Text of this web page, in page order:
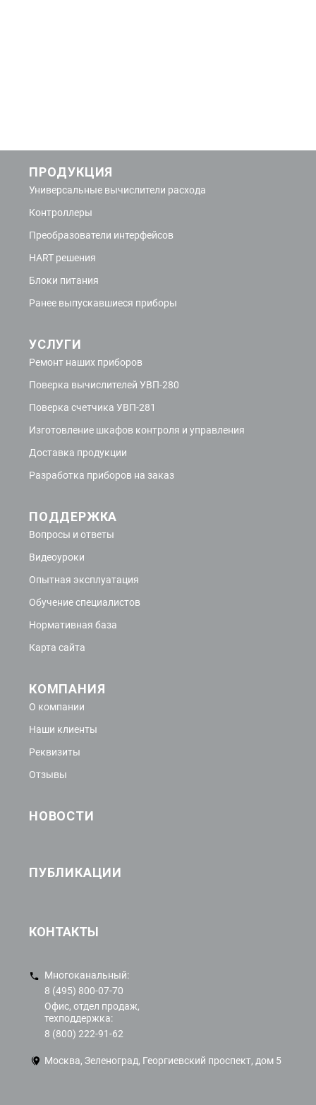
ПРОДУКЦИЯ
Универсальные вычислители расхода
Контроллеры
Преобразователи интерфейсов
HART решения
Блоки питания
Ранее выпускавшиеся приборы
УСЛУГИ
Ремонт наших приборов
Поверка вычислителей УВП-280
Поверка счетчика УВП-281
Изготовление шкафов контроля и управления
Доставка продукции
Разработка приборов на заказ
ПОДДЕРЖКА
Вопросы и ответы
Видеоуроки
Опытная эксплуатация
Обучение специалистов
Нормативная база
Карта сайта
КОМПАНИЯ
О компании
Наши клиенты
Реквизиты
Отзывы
НОВОСТИ
ПУБЛИКАЦИИ
КОНТАКТЫ
Многоканальный:
8 (495) 800-07-70
Офис, отдел продаж,
техподдержка:
8 (800) 222-91-62
Москва, Зеленоград, Георгиевский проспект, дом 5